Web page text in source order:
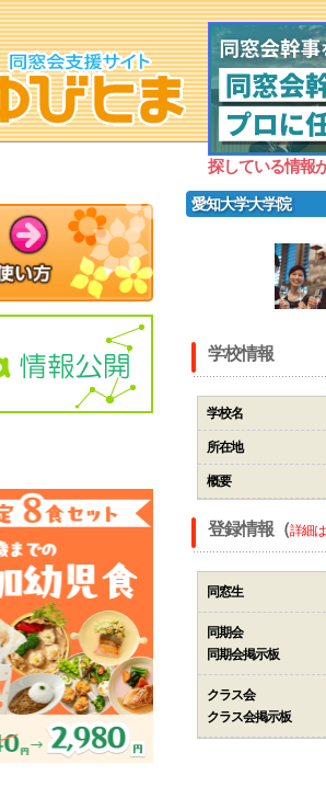
探している情報
愛知大学大学院
学校情報
学校名
所在地
概要
登録情報（詳細
同窓生
同期会
同期会掲示板
クラス会
クラス会掲示板